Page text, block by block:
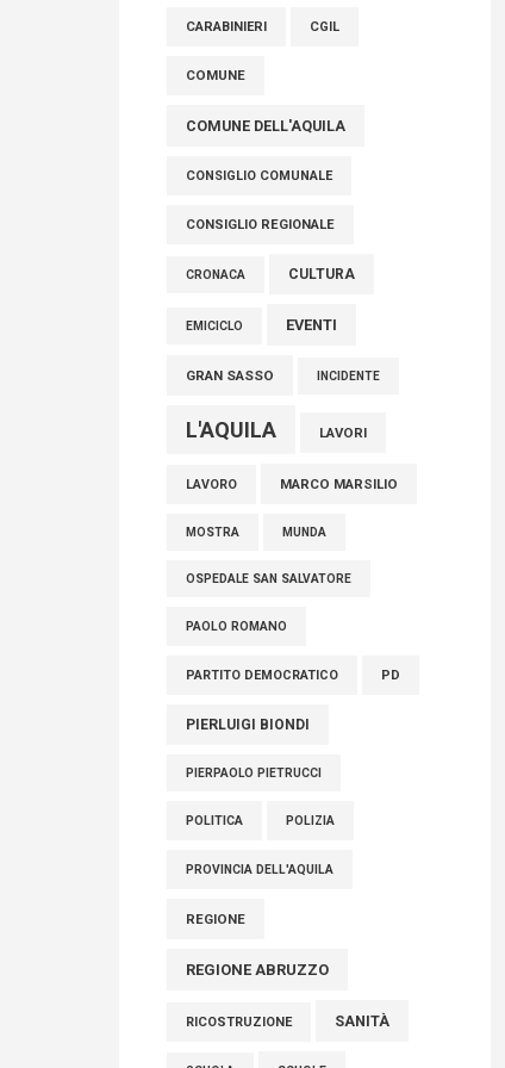
tra cui molti abruzzesi"
06 Agosto 2026
CARABINIERI CGIL
COMUNE
COMUNE DELL'AQUILA
CONSIGLIO COMUNALE
CONSIGLIO REGIONALE
CRONACA CULTURA
EMICICLO EVENTI
GRAN SASSO INCIDENTE
L'AQUILA LAVORI
LAVORO MARCO MARSILIO
MOSTRA MUNDA
OSPEDALE SAN SALVATORE
PAOLO ROMANO
PARTITO DEMOCRATICO PD
PIERLUIGI BIONDI
PIERPAOLO PIETRUCCI
POLITICA POLIZIA
PROVINCIA DELL'AQUILA
REGIONE
REGIONE ABRUZZO
RICOSTRUZIONE SANITÀ